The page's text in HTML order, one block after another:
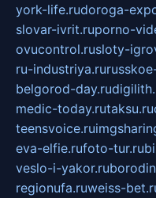
york-life.rudoroga-
slovar-ivrit.ruporno-
ovucontrol.rusloty-
ru-industriya.ru
belgorod-day.ru
medic-today.rutaksu.ru
teensvoice.ru
eva-elfie.rufoto-tur.ru
veslo-i-yakor.ru
regionufa.ruweiss-